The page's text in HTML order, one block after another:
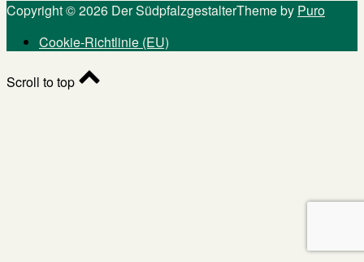
Copyright © 2026 Der SüdpfalzgestalterTheme by Puro
Cookie-Richtlinie (EU)
Scroll to top